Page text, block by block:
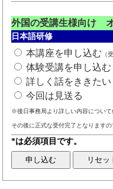
外国の受講生様向け
日本語研修
本講座を申し込む （
体験受講を申し込む
詳しく話をききたい
今回は見送る
※後日事務局より詳しい内容について
その後に正式な受付完了となりますの
*は必須項目です。